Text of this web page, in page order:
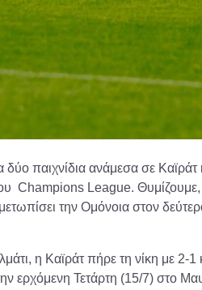
παιχνίδια ανάμεσα σε Καϊράτ
Champions League.
την Ομόνοια στον
η Καϊράτ πήρε τη νίκη με 2-
ερχόμενη Τετάρτη (15/7) στο